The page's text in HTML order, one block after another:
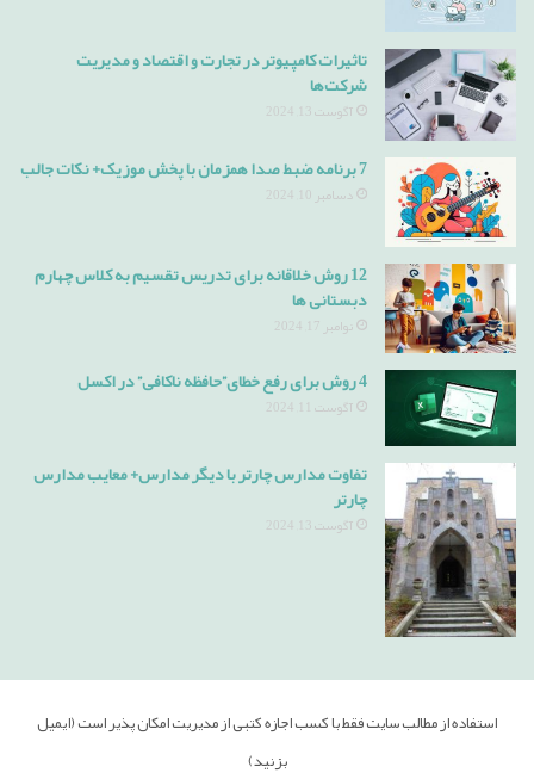
تاثیرات کامپیوتر در تجارت و اقتصاد و مدیریت
شرکت‌ها
آگوست 13, 2024
7 برنامه ضبط صدا همزمان با پخش موزیک+ نکات جالب
دسامبر 10, 2024
12 روش خلاقانه برای تدریس تقسیم به کلاس چهارم
دبستانی ها
نوامبر 17, 2024
4 روش برای رفع خطای”حافظه ناکافی” در اکسل
آگوست 11, 2024
تفاوت مدارس چارتر با دیگر مدارس+ معایب مدارس
چارتر
آگوست 13, 2024
استفاده از مطالب سایت فقط با کسب اجازه کتبی از مدیریت امکان پذیر است (ایمیل
بزنید)